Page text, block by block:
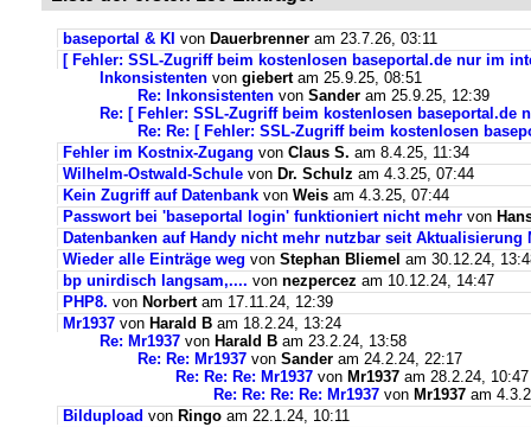
baseportal & KI von Dauerbrenner am 23.7.26, 03:11
[ Fehler: SSL-Zugriff beim kostenlosen baseportal.de nur im
Inkonsistenten von giebertam 25.9.25, 08:51
Re: Inkonsistenten von Sander am 25.9.25, 12:39
Re: [ Fehler: SSL-Zugriff beim kostenlosen baseportal.de
Re: Re: [ Fehler: SSL-Zugriff beim kostenlosen
Fehler im Kostnix-Zugang von Claus S. am 8.4.25, 11:34
Wilhelm-Ostwald-Schule von Dr. Schulz am 4.3.25, 07:44
Kein Zugriff auf Datenbank von Weis am 4.3.25, 07:44
Passwort bei 'baseportal login' funktioniert nicht mehr von
Datenbanken auf Handy nicht mehr nutzbar seit Aktualisierung
Wieder alle Einträge weg von Stephan Bliemel am 30.12.24,
bp unirdisch langsam,.... von nezpercez am 10.12.24, 14:47
PHP8. von Norbertam 17.11.24, 12:39
Mr1937 von Harald B am 18.2.24, 13:24
Re: Mr1937 von Harald B am 23.2.24, 13:58
Re: Re: Mr1937 von Sander am 24.2.24, 22:17
Re: Re: Re: Mr1937 von Mr1937 am 28.2.24, 10:47
Re: Re: Re: Re: Mr1937 von Mr1937 am
Bildupload von Ringo am 22.1.24, 10:11